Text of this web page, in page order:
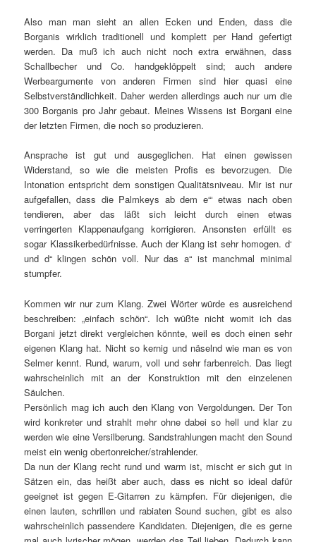
Also man man sieht an allen Ecken und Enden, dass die
Borganis wirklich traditionell und komplett per Hand gefertigt
werden. Da muß ich auch nicht noch extra erwähnen, dass
Schallbecher und Co. handgeklöppelt sind; auch andere
Werbeargumente von anderen Firmen sind hier quasi eine
Selbstverständlichkeit. Daher werden allerdings auch nur um die
300 Borganis pro Jahr gebaut. Meines Wissens ist Borgani eine
der letzten Firmen, die noch so produzieren.
Ansprache ist gut und ausgeglichen. Hat einen gewissen
Widerstand, so wie die meisten Profis es bevorzugen. Die
Intonation entspricht dem sonstigen Qualitätsniveau. Mir ist nur
aufgefallen, dass die Palmkeys ab dem e“‘ etwas nach oben
tendieren, aber das läßt sich leicht durch einen etwas
verringerten Klappenaufgang korrigieren. Ansonsten erfüllt es
sogar Klassikerbedürfnisse. Auch der Klang ist sehr homogen. d‘
und d“ klingen schön voll. Nur das a“ ist manchmal minimal
stumpfer.
Kommen wir nur zum Klang. Zwei Wörter würde es ausreichend
beschreiben: „einfach schön“. Ich wüßte nicht womit ich das
Borgani jetzt direkt vergleichen könnte, weil es doch einen sehr
eigenen Klang hat. Nicht so kernig und näselnd wie man es von
Selmer kennt. Rund, warum, voll und sehr farbenreich. Das liegt
wahrscheinlich mit an der Konstruktion mit den einzelenen
Säulchen.
Persönlich mag ich auch den Klang von Vergoldungen. Der Ton
wird konkreter und strahlt mehr ohne dabei so hell und klar zu
werden wie eine Versilberung. Sandstrahlungen macht den Sound
meist ein wenig obertonreicher/strahlender.
Da nun der Klang recht rund und warm ist, mischt er sich gut in
Sätzen ein, das heißt aber auch, dass es nicht so ideal dafür
geeignet ist gegen E-Gitarren zu kämpfen. Für diejenigen, die
einen lauten, schrillen und rabiaten Sound suchen, gibt es also
wahrscheinlich passendere Kandidaten. Diejenigen, die es gerne